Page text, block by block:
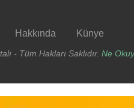
Hakkında Künye
- Tüm Hakları Saklıdır. Ne